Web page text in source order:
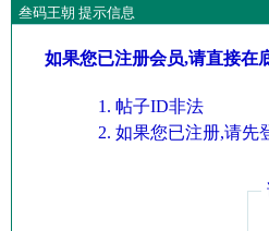
叁码王朝 提示信息
如果您已注册会员,请直接在
帖子ID非法
如果您已注册,请先